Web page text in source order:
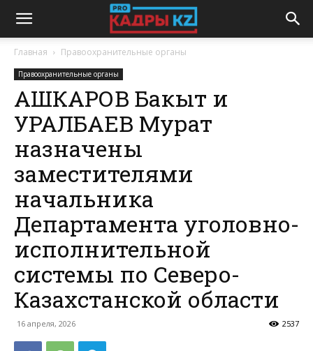
Главная Правоохранительные органы
Правоохранительные органы
АШКАРОВ Бакыт и
УРАЛБАЕВ Мурат
назначены
заместителями
начальника
Департамента уголовно-
исполнительной
системы по Северо-
Казахстанской области
16 апреля, 2026 2537